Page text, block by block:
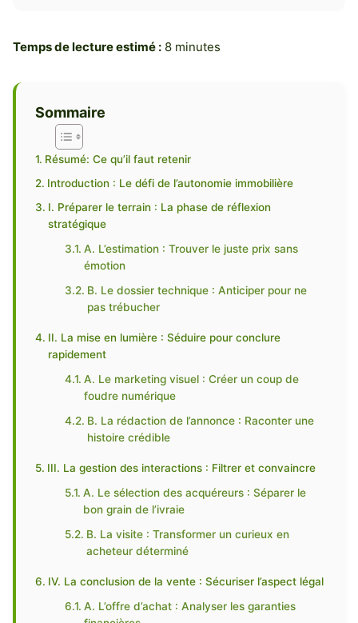
Temps de lecture estimé : 8 minutes
Sommaire
Résumé: Ce qu’il faut retenir
Introduction : Le défi de l’autonomie immobilière
I. Préparer le terrain : La phase de réflexion
stratégique
A. L’estimation : Trouver le juste prix sans
émotion
B. Le dossier technique : Anticiper pour ne
pas trébucher
II. La mise en lumière : Séduire pour conclure
rapidement
A. Le marketing visuel : Créer un coup de
foudre numérique
B. La rédaction de l’annonce : Raconter une
histoire crédible
III. La gestion des interactions : Filtrer et convaincre
A. Le sélection des acquéreurs : Séparer le
bon grain de l’ivraie
B. La visite : Transformer un curieux en
acheteur déterminé
IV. La conclusion de la vente : Sécuriser l’aspect légal
A. L’offre d’achat : Analyser les garanties